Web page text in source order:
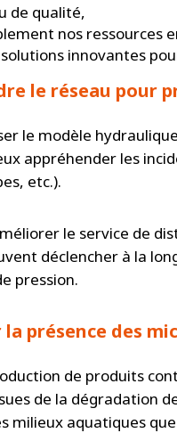
de qualité,
nos ressources
innovantes
le réseau pour
le modèle
appréhender les
etc.).
le service de
déclencher à la
pression.
présence des
de produits
de la dégradation
milieux aquatiques